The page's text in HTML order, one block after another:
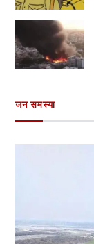
जन समस्या